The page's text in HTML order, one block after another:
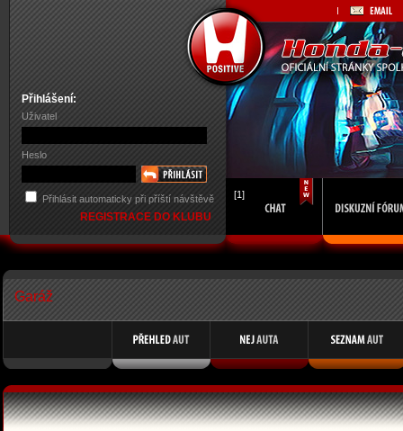
Přihlášení:
Uživatel
Heslo
Přihlásit automaticky při příští návštěvě
REGISTRACE DO KLUBU
[1]
Garáž